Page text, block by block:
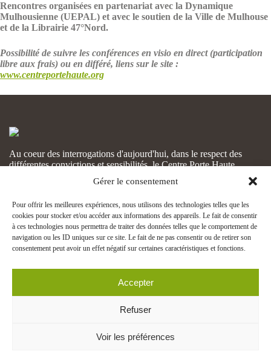
Gérer le consentement
Pour offrir les meilleures expériences, nous utilisons des technologies telles que les
cookies pour stocker et/ou accéder aux informations des appareils. Le fait de consentir
à ces technologies nous permettra de traiter des données telles que le comportement de
navigation ou les ID uniques sur ce site. Le fait de ne pas consentir ou de retirer son
consentement peut avoir un effet négatif sur certaines caractéristiques et fonctions.
Accepter
Refuser
Voir les préférences
Rencontres organisées en partenariat avec la Dynamique
Mulhousienne (UEPAL) et avec le soutien de la Ville de Mulhouse
et de la Librairie 47°Nord.
Possibilité de suivre les conférences en visio en direct (participation
libre aux frais) ou en différé, liens sur le site :
www.centreportehaute.org
Au coeur des interrogations d'aujourd'hui, dans le respect des
différentes convictions et sensibilités, le Centre Porte Haute
voudrait participer au développement de tous et de chacun.
Écrivez-nous
06 89 77 22 46
44 Rue des Franciscains
68100, MULHOUSE
INFORMATIONS LEGALES
Politique de cookies